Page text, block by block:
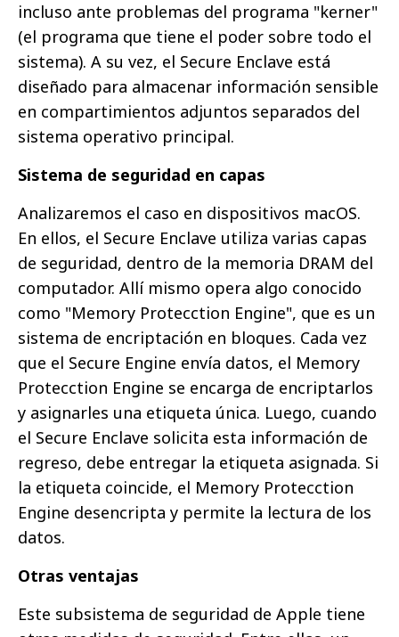
incluso ante problemas del programa "kerner"
(el programa que tiene el poder sobre todo el
sistema). A su vez, el Secure Enclave está
diseñado para almacenar información sensible
en compartimientos adjuntos separados del
sistema operativo principal.
Sistema de seguridad en capas
Analizaremos el caso en dispositivos macOS.
En ellos, el Secure Enclave utiliza varias capas
de seguridad, dentro de la memoria DRAM del
computador. Allí mismo opera algo conocido
como "Memory Protecction Engine", que es un
sistema de encriptación en bloques. Cada vez
que el Secure Engine envía datos, el Memory
Protecction Engine se encarga de encriptarlos
y asignarles una etiqueta única. Luego, cuando
el Secure Enclave solicita esta información de
regreso, debe entregar la etiqueta asignada. Si
la etiqueta coincide, el Memory Protecction
Engine desencripta y permite la lectura de los
datos.
Otras ventajas
Este subsistema de seguridad de Apple tiene